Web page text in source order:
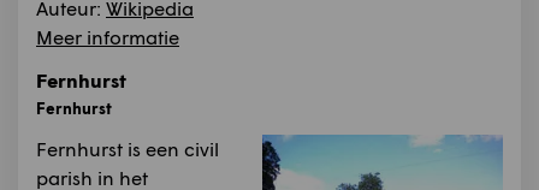
Auteur: Wikipedia
Meer informatie
Fernhurst
Fernhurst
Fernhurst is een civil
parish in het